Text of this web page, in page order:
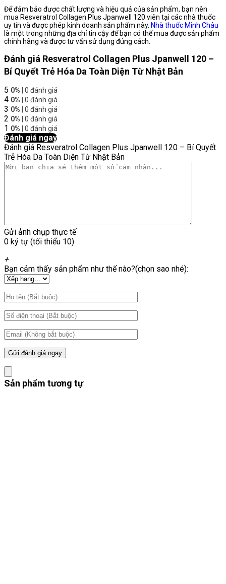
Để đảm bảo được chất lượng và hiệu quả của sản phẩm, bạn nên
mua Resveratrol Collagen Plus Jpanwell 120 viên tại các nhà thuốc
uy tín và được phép kinh doanh sản phẩm này. Nhà thuốc Minh Châu
là một trong những địa chỉ tin cậy để bạn có thể mua được sản phẩm
chính hãng và được tư vấn sử dụng đúng cách.
Đánh giá Resveratrol Collagen Plus Jpanwell 120 –
Bí Quyết Trẻ Hóa Da Toàn Diện Từ Nhật Bản
5 0% | 0 đánh giá
4 0% | 0 đánh giá
3 0% | 0 đánh giá
2 0% | 0 đánh giá
1 0% | 0 đánh giá
Đánh giá ngay
Đánh giá Resveratrol Collagen Plus Jpanwell 120 – Bí Quyết
Trẻ Hóa Da Toàn Diện Từ Nhật Bản
Gửi ảnh chụp thực tế
0 ký tự (tối thiểu 10)
+
Bạn cảm thấy sản phẩm như thế nào?(chọn sao nhé):
Sản phẩm tương tự